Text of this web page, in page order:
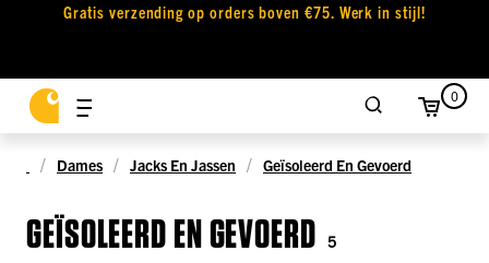
Gratis verzending op orders boven €75. Werk in stijl!
0
Dames Jacks En Jassen Geïsoleerd En Gevoerd
GEÏSOLEERD EN GEVOERD 5